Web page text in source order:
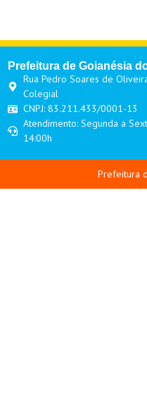
Prefeitura de Goianésia
Rua Pedro Soares de
Colegial
CNPJ: 83.211.433/0001-13
Atendimento: Segunda a
14:00h
Prefeitura